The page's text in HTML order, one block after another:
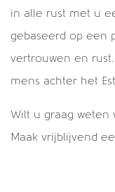
in alle rust met u
gebaseerd op een
vertrouwen en
mens achter het
Wilt u graag weten
Maak vrijblijvend